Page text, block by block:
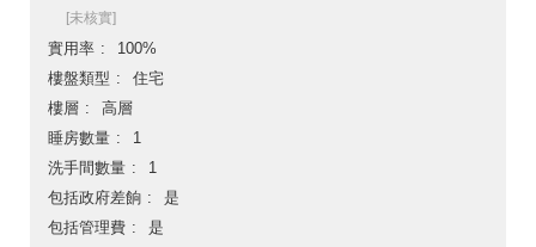
[未核實]
實用率
100%
樓盤類型
住宅
樓層
高層
睡房數量
1
洗手間數量
1
包括政府差餉
是
包括管理費
是